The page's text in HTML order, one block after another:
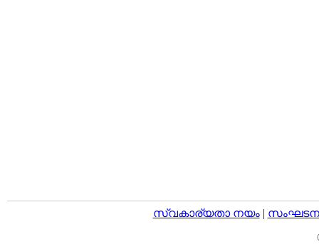
സ്വകാര്യതാ നയം|